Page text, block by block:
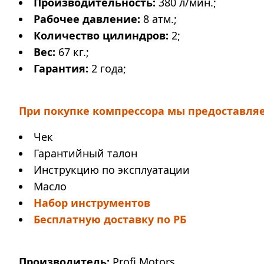
Рабочее давление: 8 атм.;
Количество цилиндров: 2;
Вес: 67 кг.;
Гарантия: 2 года;
При покупке компрессора мы
Чек
Гарантийный талон
Инструкцию по эксплуатации
Масло
Набор инструментов
Бесплатную доставку по РБ